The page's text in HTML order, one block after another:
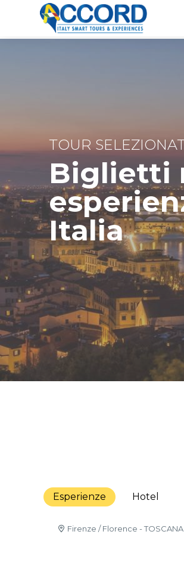
Biglietti
Italia
TOUR
Esperienze Hotel
Firenze / Florence - TOSCANA